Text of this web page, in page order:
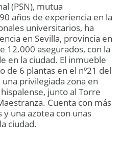
(PSN), mutua
años de experiencia en la
universitarios, ha
en Sevilla, provincia en
12.000 asegurados, con la
en la ciudad. El inmueble
de 6 plantas en el nº21 del
privilegiada zona en
junto al Torre
Cuenta con más
una azotea con unas
ciudad.